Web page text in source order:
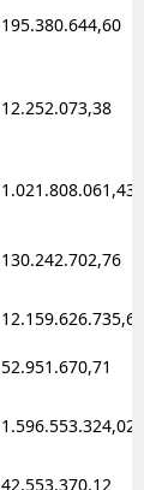
195.380.644,60
12.252.073,38
1.021.808.061,43
130.242.702,76
12.159.626.735,62
52.951.670,71
1.596.553.324,02
42.553.370,12